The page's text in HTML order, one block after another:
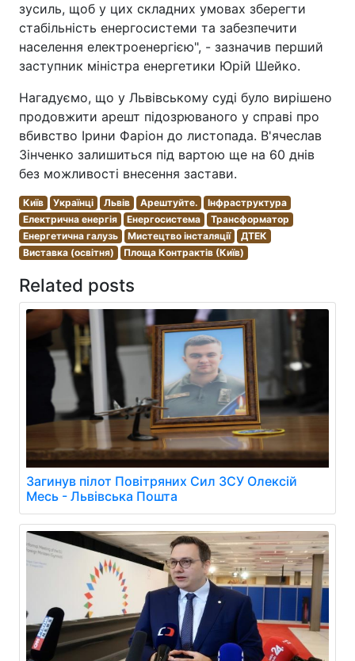
зусиль, щоб у цих складних умовах зберегти
стабільність енергосистеми та забезпечити
населення електроенергією", - зазначив перший
заступник міністра енергетики Юрій Шейко.
Нагадуємо, що у Львівському суді було вирішено
продовжити арешт підозрюваного у справі про
вбивство Ірини Фаріон до листопада. В'ячеслав
Зінченко залишиться під вартою ще на 60 днів
без можливості внесення застави.
Київ Українці Львів Арештуйте.
Інфраструктура
Електрична енергія
Енергосистема
Трансформатор
Енергетична галузь
Мистецтво інсталяції
ДТЕК
Виставка (освітня)
Площа Контрактів (Київ)
Related posts
Загинув пілот Повітряних Сил ЗСУ Олексій
Месь - Львівська Пошта